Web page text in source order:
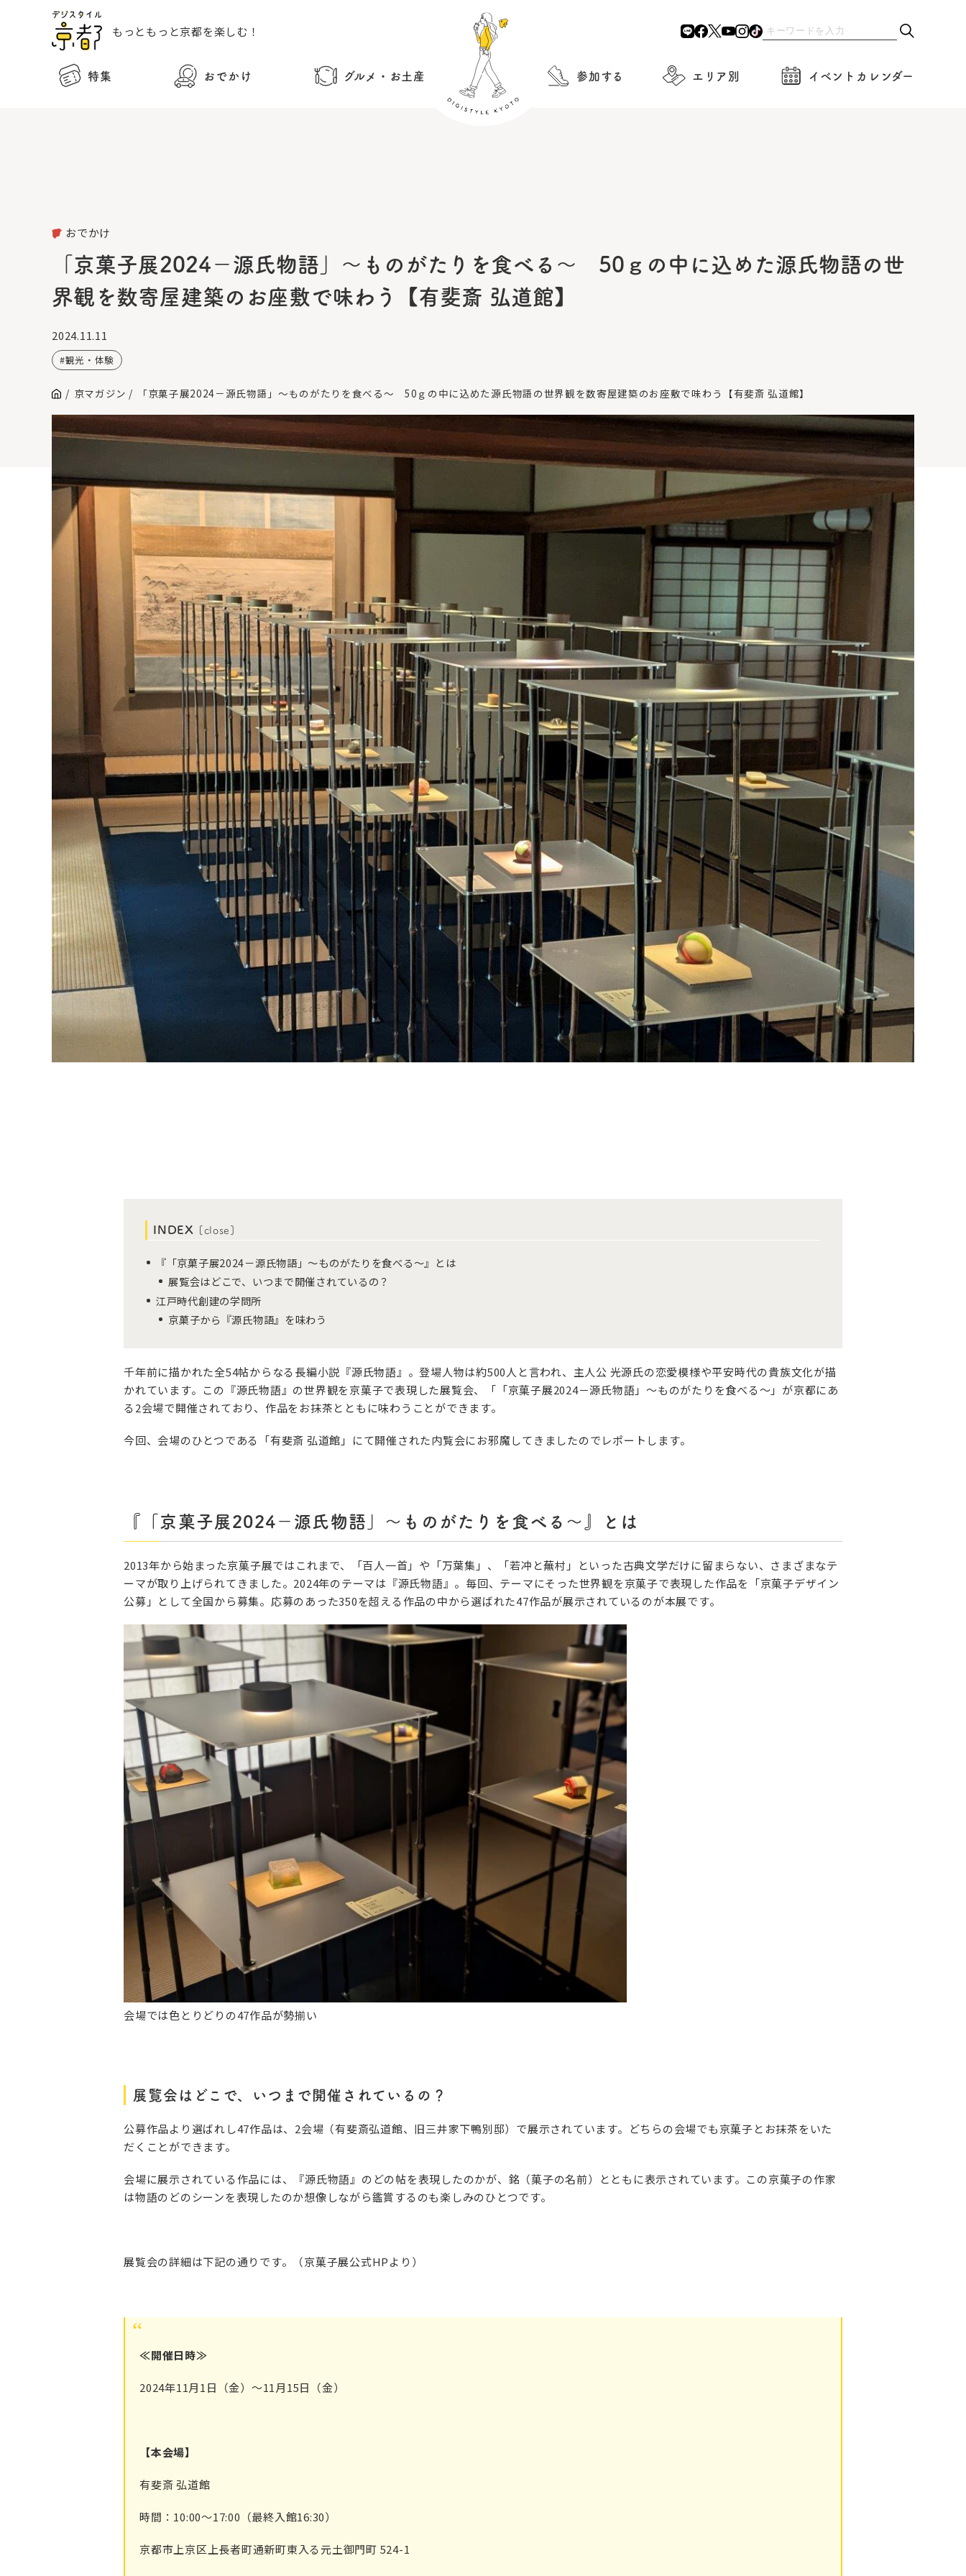
もっともっと京都を楽しむ！
特集 おでかけ グルメ・お土産 参加する エリア別 イベントカレンダー
おでかけ
「京菓子展2024－源氏物語」～ものがたりを食べる～ 50ｇの中に込めた源氏物語の世
界観を数寄屋建築のお座敷で味わう【有斐斎 弘道館】
2024.11.11
観光・体験
京マガジン 「京菓子展2024－源氏物語」～ものがたりを食べる～ 50ｇの中に込めた源氏物語の世界観を数寄屋建築のお座敷で味わう【有斐斎 弘道館】
INDEX [ close ]
『「京菓子展2024－源氏物語」～ものがたりを食べる～』とは
展覧会はどこで、いつまで開催されているの？
江戸時代創建の学問所
京菓子から『源氏物語』を味わう
千年前に描かれた全54帖からなる長編小説『源氏物語』。登場人物は約500人と言われ、主人公 光源氏の恋愛模様や平安時代の貴族文化が描
かれています。この『源氏物語』の世界観を京菓子で表現した展覧会、「「京菓子展2024－源氏物語」～ものがたりを食べる～」が京都にあ
る2会場で開催されており、作品をお抹茶とともに味わうことができます。
今回、会場のひとつである「有斐斎 弘道館」にて開催された内覧会にお邪魔してきましたのでレポートします。
『「京菓子展2024－源氏物語」～ものがたりを食べる～』とは
2013年から始まった京菓子展ではこれまで、「百人一首」や「万葉集」、「若冲と蕪村」といった古典文学だけに留まらない、さまざまなテ
ーマが取り上げられてきました。2024年のテーマは『源氏物語』。毎回、テーマにそった世界観を京菓子で表現した作品を「京菓子デザイン
公募」として全国から募集。応募のあった350を超える作品の中から選ばれた47作品が展示されているのが本展です。
会場では色とりどりの47作品が勢揃い
展覧会はどこで、いつまで開催されているの？
公募作品より選ばれし47作品は、2会場（有斐斎弘道館、旧三井家下鴨別邸）で展示されています。どちらの会場でも京菓子とお抹茶をいた
だくことができます。
会場に展示されている作品には、『源氏物語』のどの帖を表現したのかが、銘（菓子の名前）とともに表示されています。この京菓子の作家
は物語のどのシーンを表現したのか想像しながら鑑賞するのも楽しみのひとつです。
展覧会の詳細は下記の通りです。（京菓子展公式HPより）
≪開催日時≫
2024年11月1日（金）〜11月15日（金）
【本会場】
有斐斎 弘道館
時間：10:00〜17:00（最終入館16:30）
京都市上京区上長者町通新町東入る元土御門町 524-1